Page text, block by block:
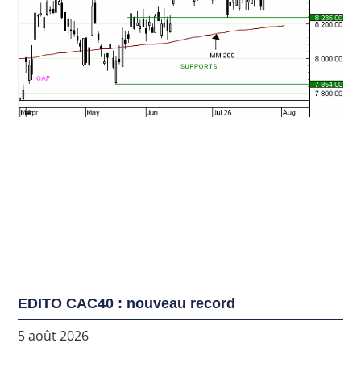
EDITO CAC40 : nouveau record
5 août 2026